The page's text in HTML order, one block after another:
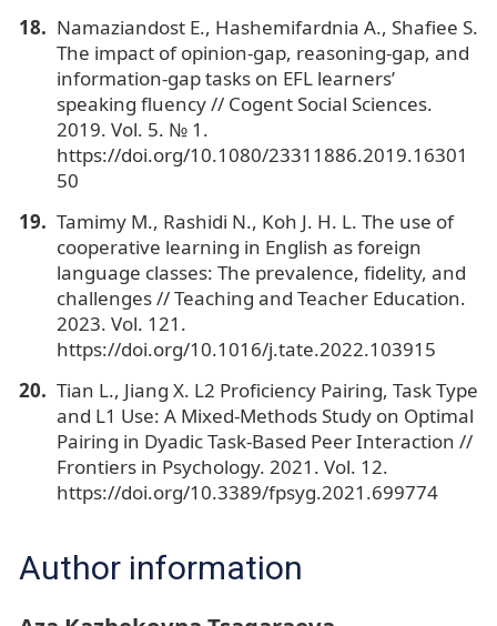
Namaziandost E., Hashemifardnia A., Shafiee S.
The impact of opinion-gap, reasoning-gap, and
information-gap tasks on EFL learners’
speaking fluency // Cogent Social Sciences.
2019. Vol. 5. № 1.
https://doi.org/10.1080/23311886.2019.16301
50
Tamimy M., Rashidi N., Koh J. H. L. The use of
cooperative learning in English as foreign
language classes: The prevalence, fidelity, and
challenges // Teaching and Teacher Education.
2023. Vol. 121.
https://doi.org/10.1016/j.tate.2022.103915
Tian L., Jiang X. L2 Proficiency Pairing, Task Type
and L1 Use: A Mixed-Methods Study on Optimal
Pairing in Dyadic Task-Based Peer Interaction //
Frontiers in Psychology. 2021. Vol. 12.
https://doi.org/10.3389/fpsyg.2021.699774
Author information